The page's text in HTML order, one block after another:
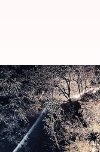
लॉस एंजिल्स
लेखन नेहा शर्मा Jan 15,
क्या है खबर?